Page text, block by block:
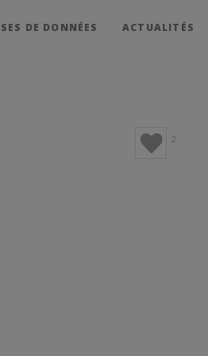
DE DONNÉES ACTUALITÉS
2